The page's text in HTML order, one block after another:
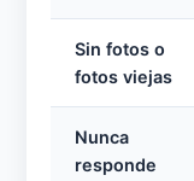
Sin fotos o
fotos viejas
Nunca
responde